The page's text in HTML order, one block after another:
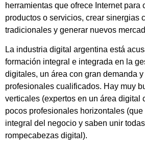
herramientas que ofrece Internet para
productos o servicios, crear sinergias
tradicionales y generar nuevos
La industria digital argentina está
formación integral e integrada en la
digitales, un área con gran demanda
profesionales cualificados. Hay muy
verticales (expertos en un área digital
pocos profesionales horizontales
integral del negocio y saben unir
rompecabezas digital).